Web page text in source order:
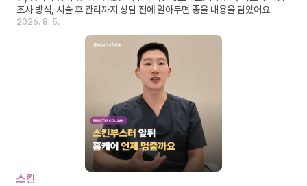
조사 방식, 시술 후 관리까지 상담 전에 알아두면 좋을 내용을 담았어요.
2026. 8. 5.
스킨